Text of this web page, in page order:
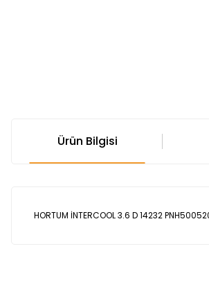
Ürün Bilgisi
HORTUM İNTERCOOL 3.6 D 14232